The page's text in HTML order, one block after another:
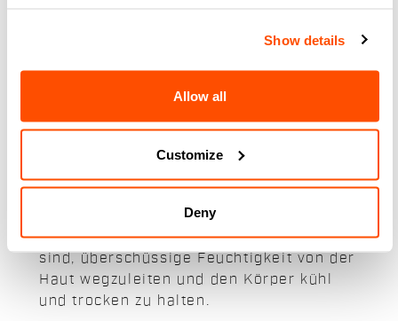
Show details
Allow all
Customize
Deny
Unsere Fahrradunterwäsche:
Trainingseinheiten. Ob im Sommer oder
im Winter, Schwitzen wird kein Problem
dank Stoffen und Materialien der
neuesten Generation, die in der Lage
sind, überschüssige Feuchtigkeit von der
Haut wegzuleiten und den Körper kühl
und trocken zu halten.